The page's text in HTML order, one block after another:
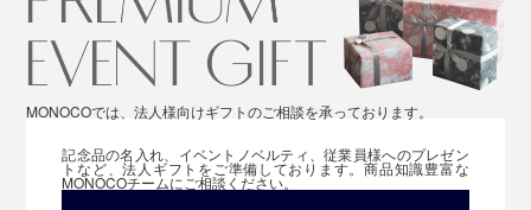
MONOCOでは、法人様向けギフトのご相談を承っております。
記念品の名入れ、イベントノベルティ、従業員様へのプレゼン
トなど、法人ギフトをご準備しております。商品知識豊富な
MONOCOチームにご相談ください。